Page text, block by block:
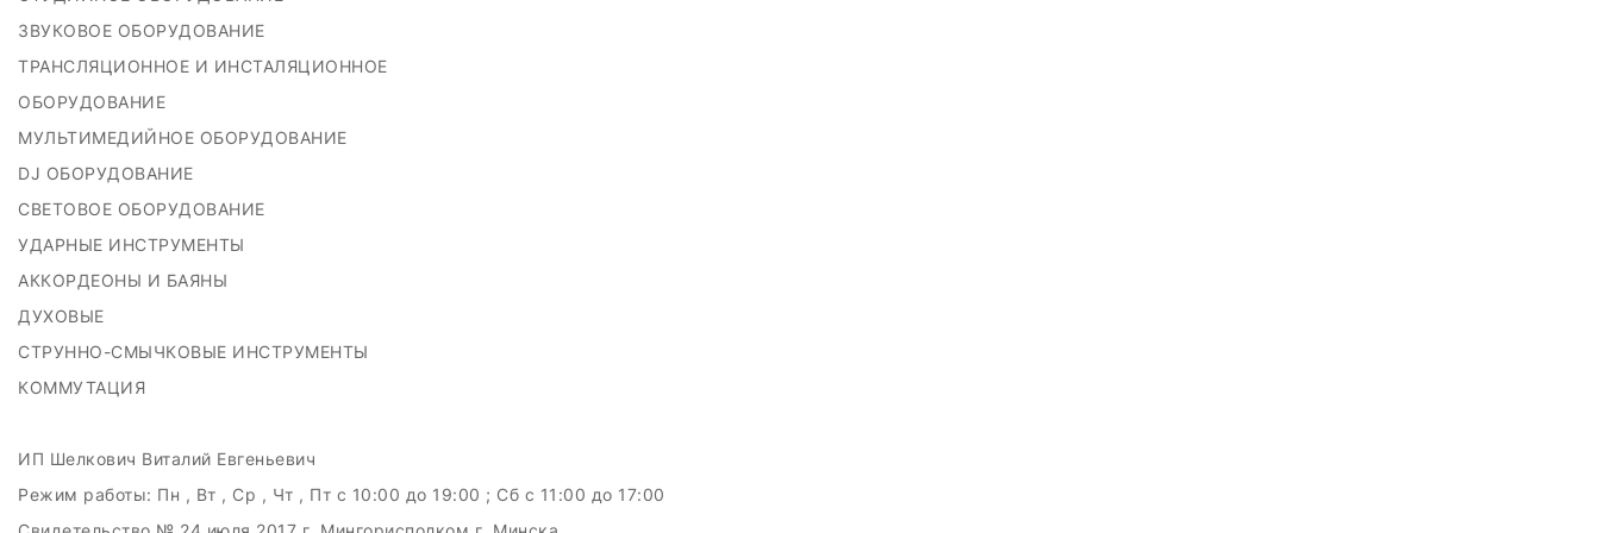
ЗВУКОВОЕ ОБОРУДОВАНИЕ
ТРАНСЛЯЦИОННОЕ И ИНСТАЛЯЦИОННОЕ
ОБОРУДОВАНИЕ
МУЛЬТИМЕДИЙНОЕ ОБОРУДОВАНИЕ
DJ ОБОРУДОВАНИЕ
СВЕТОВОЕ ОБОРУДОВАНИЕ
УДАРНЫЕ ИНСТРУМЕНТЫ
АККОРДЕОНЫ И БАЯНЫ
ДУХОВЫЕ
СТРУННО-СМЫЧКОВЫЕ ИНСТРУМЕНТЫ
КОММУТАЦИЯ
ИП Шелкович Виталий Евгеньевич
Режим работы: Пн , Вт , Ср , Чт , Пт c 10:00 до 19:00 ; Сб c 11:00 до 17:00